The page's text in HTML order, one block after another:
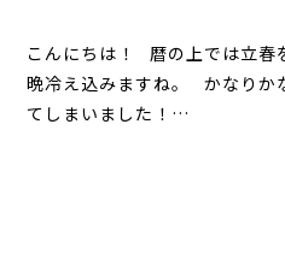
こんにちは！ 暦の上では立春
晩冷え込みますね。 かなりか
てしまいました！…